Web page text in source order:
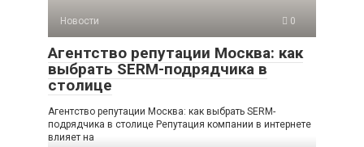
Новости 0
Агентство репутации Москва: как
выбрать SERM-подрядчика в
столице
Агентство репутации Москва: как выбрать SERM-
подрядчика в столице Репутация компании в интернете
влияет на